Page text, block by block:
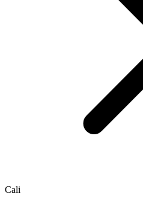
Cali